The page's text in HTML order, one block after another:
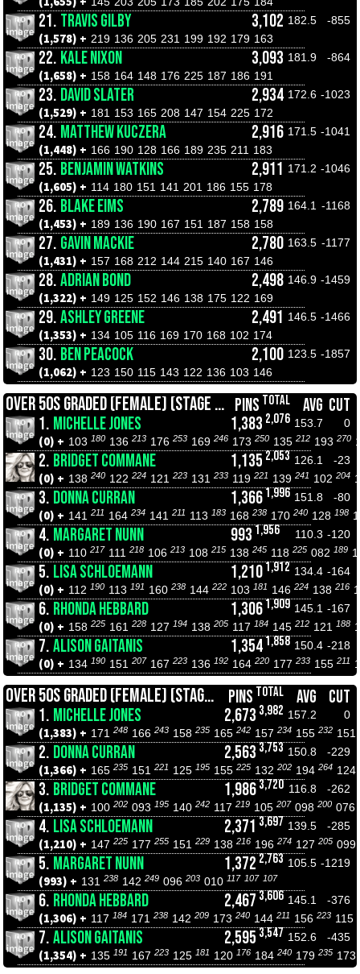
21. TRAVIS GILBY 3,102 182.5 -855
(1,578) + 219 136 205 231 199 192 179 163
22. KALE NIXON 3,093 181.9 -864
(1,658) + 158 164 148 176 225 187 186 191
23. DAVID SLATER 2,934 172.6 -1023
(1,529) + 181 153 165 208 147 154 225 172
24. MATTHEW KUCZERA 2,916 171.5 -1041
(1,448) + 166 190 128 166 189 235 211 183
25. BENJAMIN WATKINS 2,911 171.2 -1046
(1,605) + 114 180 151 141 201 186 155 178
26. BLAKE EIMS 2,789 164.1 -1168
(1,453) + 189 136 190 167 151 187 158 158
27. GAVIN MACKIE 2,780 163.5 -1177
(1,431) + 157 168 212 144 215 140 167 146
28.ADRIAN BOND 2,498 146.9 -1459
(1,322) + 149 125 152 146 138 175 122 169
29.ASHLEY GREENE 2,491 146.5 -1466
(1,353) + 134 105 116 169 170 168 102 174
30. BEN PEACOCK 2,100 123.5 -1857
(1,062) + 123 150 115 143 122 136 103 146
OVER 50S GRADED (FEMALE) (STAGE 1 CHAMPIONSHIPS) PINS TOTAL AVG CUT
1. MICHELLE JONES 1,383 2,076 153.7 0
(0) + 103 180 136 213 176 253 169 246 173 250 135 212 193 270
2. BRIDGET COMMANE 1,135 2,053 126.1 -23
(0) + 138 240 122 224 121 223 131 233 119 221 139 241 102 204
3. DONNA CURRAN 1,3661,996 151.8 -80
(0) + 141 211 164 234 141 211 113 183 168 238 170 240 128 198
4. MARGARET NUNN 993 1,956 110.3 -120
(0) + 110 217 111 218 106 213 108 215 138 245 118 225 082 189
5. LISA SCHLOEMANN 1,2101,912 134.4 -164
(0) + 112 190 113 191 160 238 144 222 103 181 146 224 138 216
6. RHONDA HEBBARD 1,3061,909 145.1 -167
(0) + 158 225 161 228 127 194 138 205 117 184 145 212 121 188
7.ALISON GAITANIS 1,3541,858 150.4 -218
(0) + 134 190 151 207 167 223 136 192 164 220 177 233 155 211
OVER 50S GRADED (FEMALE) (STAGE 2 ROLL OFFS) PINS TOTAL AVG
CUT
1. MICHELLE JONES 2,673 3,982 157.2 0
(1,383) + 171 248 166 243 158 235 165 242 157 234 155 232 151
2. DONNA CURRAN 2,563 3,753 150.8 -229
(1,366) + 165 235 151 221 125 195 155 225 132 202 194 264 124
3. BRIDGET COMMANE 1,9863,720 116.8 -262
(1,135) + 100 202 093 195 140 242 117 219 105 207 098 200 076
4. LISA SCHLOEMANN 2,371 3,697 139.5 -285
(1,210) + 147 225 177 255 151 229 138 216 196 274 127 205 099
5. MARGARET NUNN 1,372 2,763 105.5 -1219
(993) + 131 238 142 249 096 203 010 117 107 107
6. RHONDA HEBBARD 2,467 3,606 145.1 -376
(1,306) + 117 184 171 238 142 209 173 240 144 211 156 223 115
7.ALISON GAITANIS 2,595 3,547 152.6 -435
(1,354) + 135 191 167 223 125 181 120 176 184 240 179 235 173